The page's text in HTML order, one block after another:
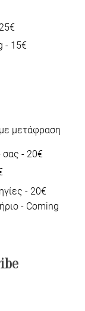
- 15€
μετάφραση
σας - 20€
- 20€
- Coming